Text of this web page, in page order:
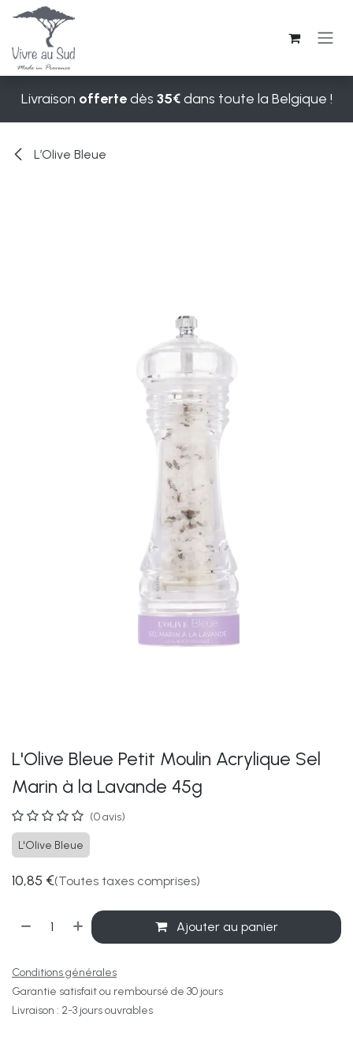
Se rendre au contenu
Livraison offertedès 35€dans toute la Belgique !
L’Olive Bleue
L'Olive Bleue Petit Moulin Acrylique Sel
Marin à la Lavande 45g
(0 avis)
L'Olive Bleue
10,85 €(Toutes taxes comprises)
Ajouter au panier
Conditions générales
Garantie satisfait ou remboursé de 30 jours
Livraison : 2-3 jours ouvrables